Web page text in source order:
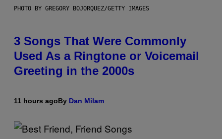
PHOTO BY GREGORY BOJORQUEZ/GETTY IMAGES
3 Songs That Were Commonly
Used As a Ringtone or Voicemail
Greeting in the 2000s
11 hours agoBy Dan Milam